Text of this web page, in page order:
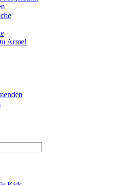
Arme!